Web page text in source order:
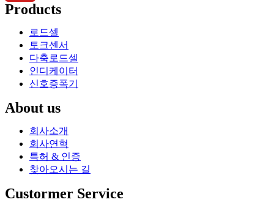
Products
로드셀
토크센서
다축로드셀
인디케이터
신호증폭기
About us
회사소개
회사연혁
특허 & 인증
찾아오시는 길
Custormer Service